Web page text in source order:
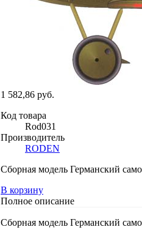
1 582,86 руб.
Код товара
Rod031
Производитель
RODEN
Сборная модель Германский
В корзину
Полное описание
Сборная модель Германский